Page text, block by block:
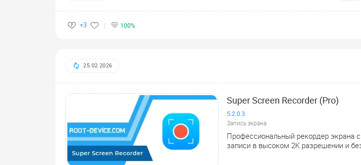
+3 100%
25.02.2026
Super Screen Recorder (Pro)
5.2.0.3
Запись экрана
Профессиональный рекордер экрана
записи в высоком 2K разрешении и